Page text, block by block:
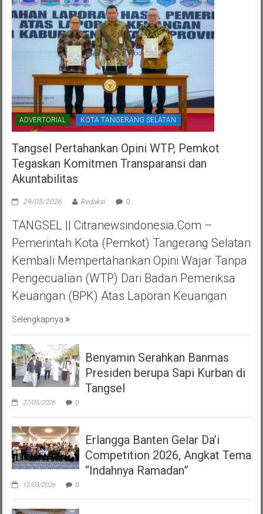
ADVERTORIAL KOTA TANGERANG SELATAN
Tangsel Pertahankan Opini WTP, Pemkot
Tegaskan Komitmen Transparansi dan
Akuntabilitas
29/05/2026 Redaksi 0
TANGSEL || Citranewsindonesia.com –
Pemerintah Kota (Pemkot) Tangerang Selatan
Kembali Mempertahankan Opini Wajar Tanpa
Pengecualian (WTP) Dari Badan Pemeriksa
Keuangan (BPK) Atas Laporan Keuangan
Selengkapnya
Benyamin Serahkan Banmas
Presiden berupa Sapi Kurban di
Tangsel
27/05/2026 0
Erlangga Banten Gelar Da’i
Competition 2026, Angkat Tema
“Indahnya Ramadan”
12/03/2026 0